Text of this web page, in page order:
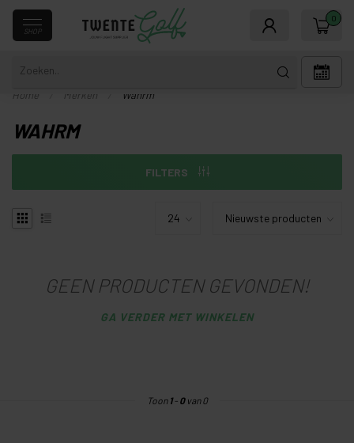
SHOP
0
Home Merken Wahrm
WAHRM
FILTERS
GEEN PRODUCTEN GEVONDEN!
GA VERDER MET WINKELEN
Toon 1- 0van 0